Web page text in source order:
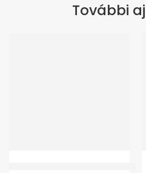
További